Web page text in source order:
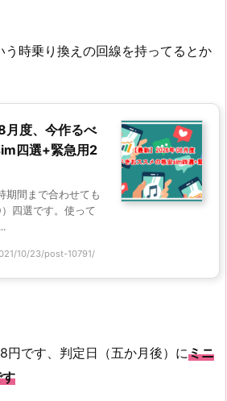
う時乗り換えの回線を持ってるとか
月度、今作るべ
四選+緊急用2
期間まで合わせても
四選です。使って
10/23/post-10791/
円です、判定日（五か月後）にミニ